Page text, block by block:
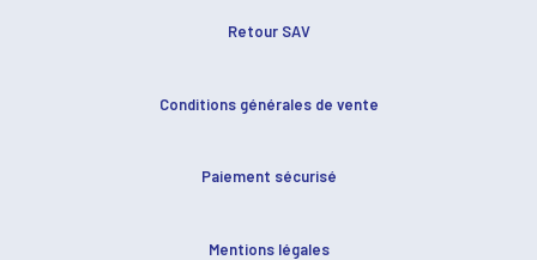
Retour SAV
Conditions générales de vente
Paiement sécurisé
Mentions légales